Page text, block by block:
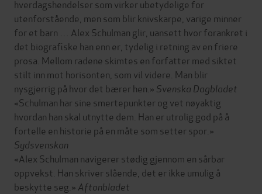
hverdagshendelser som virker ubetydelige for
utenforstående, men som blir knivskarpe, varige minner
for et barn … Alex Schulman glir, uansett hvor forankret i
det biografiske han enn er, tydelig i retning av en friere
prosa. Mellom radene skimtes en forfatter med siktet
stilt inn mot horisonten, som vil videre. Man blir
nysgjerrig på hvor det bærer hen.» Svenska Dagbladet
«Schulman har sine smertepunkter og vet nøyaktig
hvordan han skal utnytte dem. Han er utrolig god på å
fortelle en historie på en måte som setter spor.»
Sydsvenskan
«Alex Schulman navigerer stødig gjennom en sårbar
oppvekst. Han skriver slående, det er ikke umulig å
beskytte seg.» Aftonbladet